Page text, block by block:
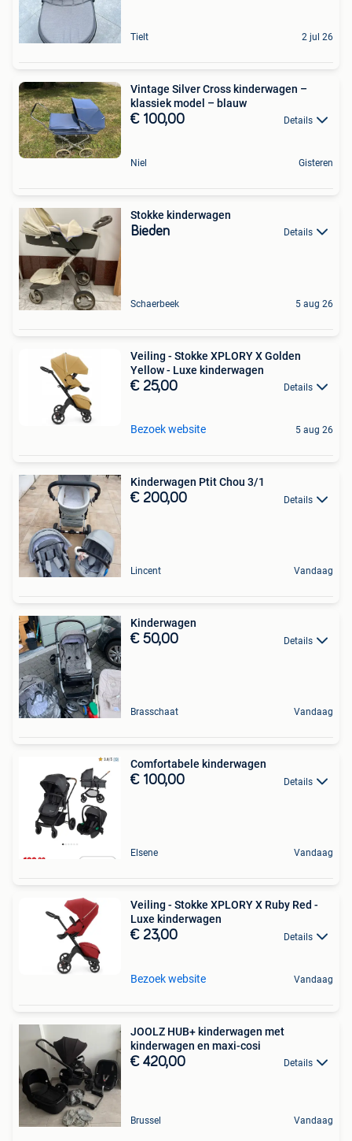
Tielt 2 jul 26
Vintage Silver Cross kinderwagen –
klassiek model – blauw
€ 100,00 Details
Niel Gisteren
Stokke kinderwagen
Bieden Details
Schaerbeek 5 aug 26
Veiling - Stokke XPLORY X Golden
Yellow - Luxe kinderwagen
€ 25,00 Details
Bezoek website 5 aug 26
Kinderwagen Ptit Chou 3/1
€ 200,00 Details
Lincent Vandaag
Kinderwagen
€ 50,00 Details
Brasschaat Vandaag
Comfortabele kinderwagen
€ 100,00 Details
Elsene Vandaag
Veiling - Stokke XPLORY X Ruby Red -
Luxe kinderwagen
€ 23,00 Details
Bezoek website Vandaag
JOOLZ HUB+ kinderwagen met
kinderwagen en maxi-cosi
€ 420,00 Details
Brussel Vandaag